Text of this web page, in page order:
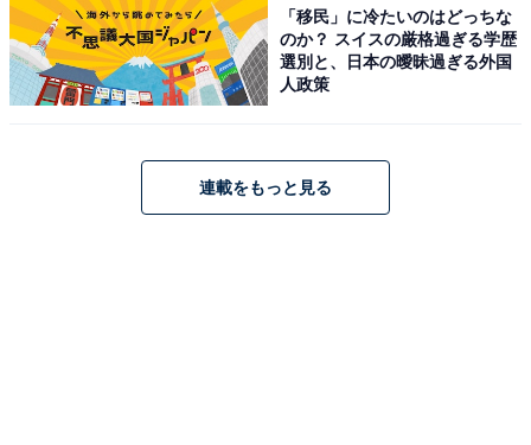
アクセス・料金・宿泊情報は？
アクセス
交通手段：【車】磐越自動車道「会津若松IC」より約20
分／【公共交通機関】磐越西線「会津若松駅」よりタク
「移民」に冷たいのはどっちな
のか？ スイスの厳格過ぎる学歴
選別と、日本の曖昧過ぎる外国
人政策
連載をもっと見る